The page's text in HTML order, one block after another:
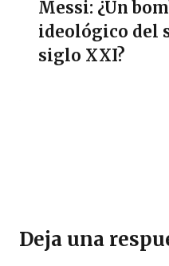
Messi: ¿Un
ideológico del
siglo XXI?
Deja una